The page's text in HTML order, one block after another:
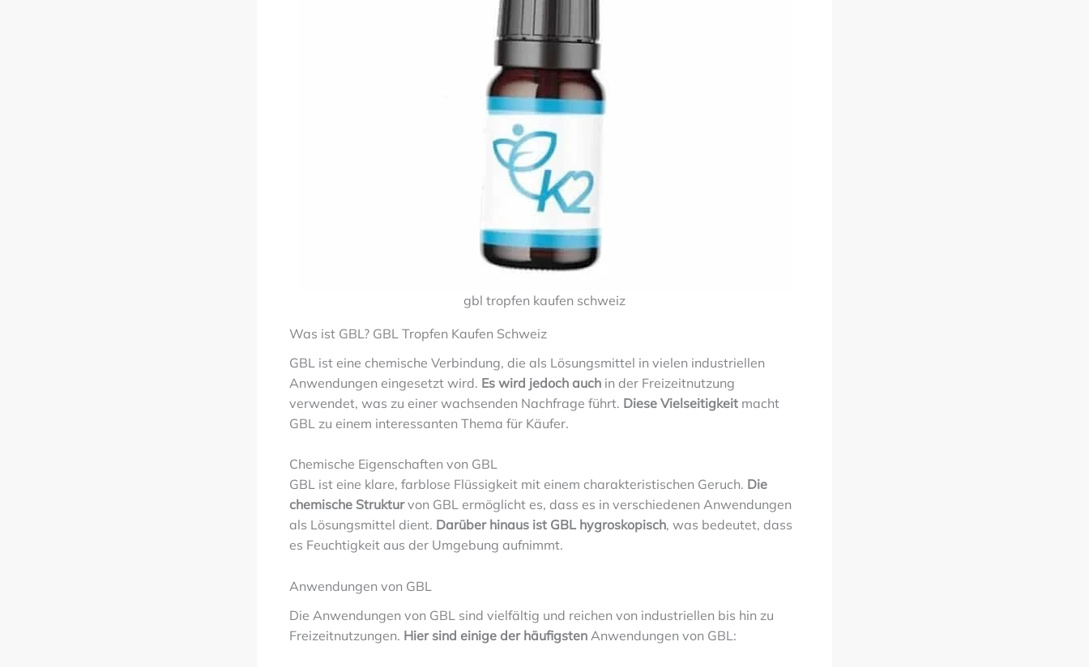
gbl tropfen kaufen schweiz​
Was ist GBL? GBL Tropfen Kaufen Schweiz
GBL ist eine chemische Verbindung, die als Lösungsmittel in vielen industriellen
Anwendungen eingesetzt wird. Es wird jedoch auch in der Freizeitnutzung
verwendet, was zu einer wachsenden Nachfrage führt. Diese Vielseitigkeit macht
GBL zu einem interessanten Thema für Käufer.
Chemische Eigenschaften von GBL
GBL ist eine klare, farblose Flüssigkeit mit einem charakteristischen Geruch. Die
chemische Strukturvon GBL ermöglicht es, dass es in verschiedenen Anwendungen
als Lösungsmittel dient. Darüber hinaus ist GBL hygroskopisch, was bedeutet, dass
es Feuchtigkeit aus der Umgebung aufnimmt.
Anwendungen von GBL
Die Anwendungen von GBL sind vielfältig und reichen von industriellen bis hin zu
Freizeitnutzungen. Hier sind einige der häufigsten Anwendungen von GBL: